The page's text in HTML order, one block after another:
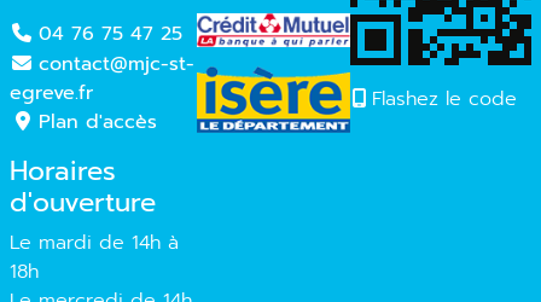
04 76 75 47 25
contact@mjc-st-
egreve.fr
Plan d'accès
Horaires
d'ouverture
Le mardi de 14h à
18h
Flashez le code